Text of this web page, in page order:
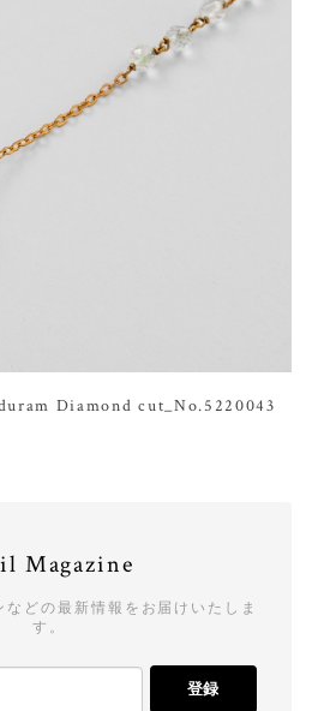
Diamond cut_No.5220043
Magazine
どの最新情報をお届けいたしま
す。
登録